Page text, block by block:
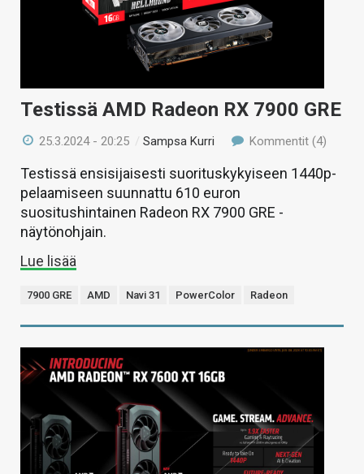
HAKU
Testissä AMD Radeon RX 7900 GRE
25.3.2024 - 20:25 /Sampsa Kurri Kommentit (4)
Testissä ensisijaisesti suorituskykyiseen 1440p-
pelaamiseen suunnattu 610 euron
suositushintainen Radeon RX 7900 GRE -
näytönohjain.
Lue lisää
7900 GRE AMD Navi 31 PowerColor Radeon